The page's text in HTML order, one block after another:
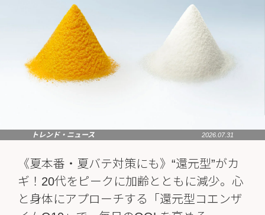
トレンド・ニュース 2026.07.31
《夏本番・夏バテ対策にも》“還元型”がカ
ギ！20代をピークに加齢とともに減少。心
と身体にアプローチする「還元型コエンザ